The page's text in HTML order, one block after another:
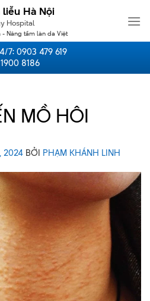
liễu Hà Nội
Hospital
- Nâng tầm làn da Việt
7:0903 479 619
8186
MỒ HÔI
2024 BỞI PHẠM KHÁNH LINH